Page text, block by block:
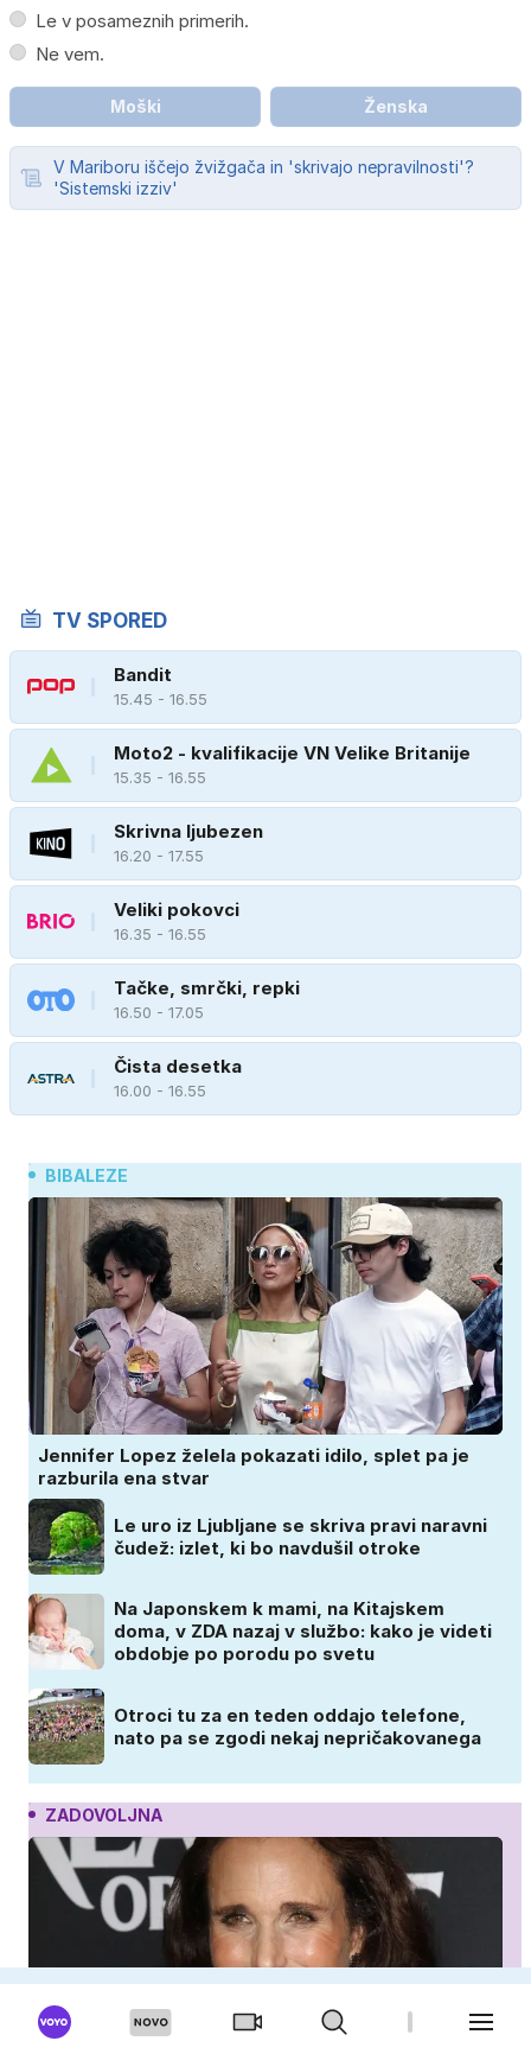
Le v posameznih primerih.
Ne vem.
Moški Ženska
V Mariboru iščejo žvižgača in 'skrivajo nepravilnosti'?
'Sistemski izziv'
TV SPORED
Bandit
15.45 - 16.55
Moto2 - kvalifikacije VN Velike Britanije
15.35 - 16.55
Skrivna ljubezen
16.20 - 17.55
Veliki pokovci
16.35 - 16.55
Tačke, smrčki, repki
16.50 - 17.05
Čista desetka
16.00 - 16.55
BIBALEZE
Jennifer Lopez želela pokazati idilo, splet pa je
razburila ena stvar
Le uro iz Ljubljane se skriva pravi naravni
čudež: izlet, ki bo navdušil otroke
Na Japonskem k mami, na Kitajskem
doma, v ZDA nazaj v službo: kako je videti
obdobje po porodu po svetu
Otroci tu za en teden oddajo telefone,
nato pa se zgodi nekaj nepričakovanega
ZADOVOLJNA